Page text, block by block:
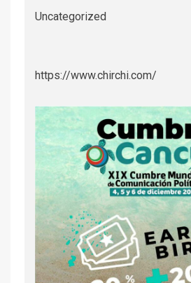
Uncategorized
https://www.chirchi.com/